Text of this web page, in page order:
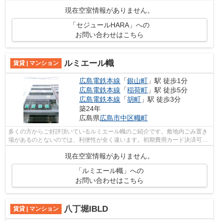
現在空室情報がありません。
「セジュールHARA」への
お問い合わせはこちら
賃貸 | マンション ルミエール幟
広島電鉄本線 「銀山町 」駅 徒歩1分
広島電鉄本線 「稲荷町 」駅 徒歩5分
広島電鉄本線 「胡町 」駅 徒歩3分
築24年
広島県広島市中区幟町
多くの方からご好評頂いているルミエール幟のご紹介です。敷地内ごみ置き
場があるのとないのでは、利便性が全く違います。初期費用カード決済可能
なので、現金を用意する手間が省けま...
現在空室情報がありません。
「ルミエール幟」への
お問い合わせはこちら
賃貸 | マンション 八丁堀IBLD